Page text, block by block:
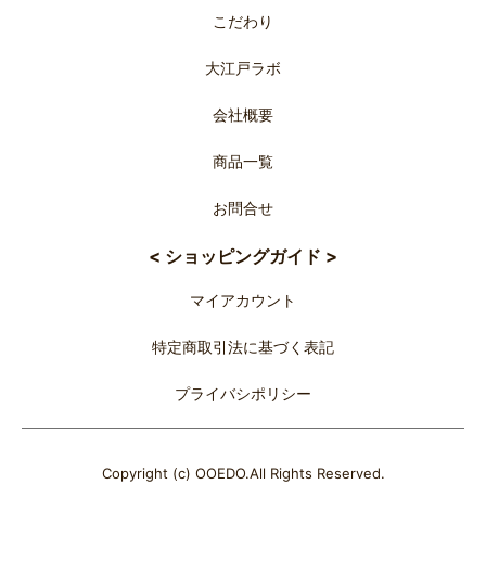
こだわり
大江戸ラボ
会社概要
商品一覧
お問合せ
< ショッピングガイド >
マイアカウント
特定商取引法に基づく表記
プライバシポリシー
Copyright (c) OOEDO.All Rights Reserved.